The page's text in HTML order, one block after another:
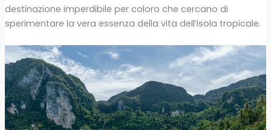
destinazione imperdibile per coloro che cercano di
sperimentare la vera essenza della vita dell’isola tropicale.